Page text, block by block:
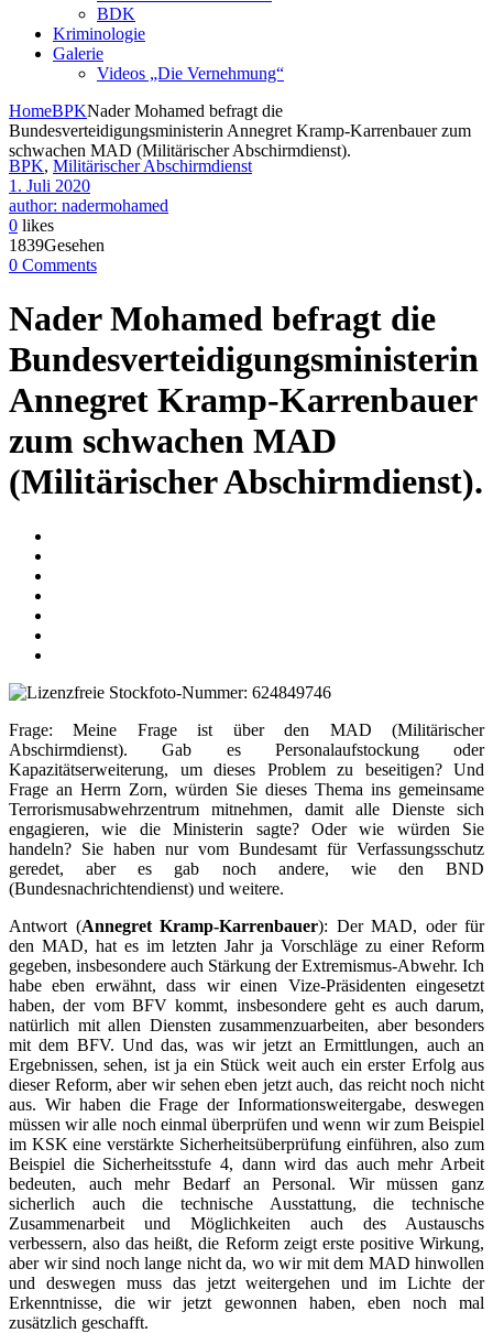
BDK
Kriminologie
Galerie
Videos „Die Vernehmung“
HomeBPKNader Mohamed befragt die
Bundesverteidigungsministerin Annegret Kramp-Karrenbauer zum
schwachen MAD (Militärischer Abschirmdienst).
BPK, Militärischer Abschirmdienst
1. Juli 2020
author: nadermohamed
0 likes
1839Gesehen
0 Comments
Nader Mohamed befragt die
Bundesverteidigungsministerin
Annegret Kramp-Karrenbauer
zum schwachen MAD
(Militärischer Abschirmdienst).
Frage: Meine Frage ist über den MAD (Militärischer
Abschirmdienst). Gab es Personalaufstockung oder
Kapazitätserweiterung, um dieses Problem zu beseitigen? Und
Frage an Herrn Zorn, würden Sie dieses Thema ins gemeinsame
Terrorismusabwehrzentrum mitnehmen, damit alle Dienste sich
engagieren, wie die Ministerin sagte? Oder wie würden Sie
handeln? Sie haben nur vom Bundesamt für Verfassungsschutz
geredet, aber es gab noch andere, wie den BND
(Bundesnachrichtendienst) und weitere.
Antwort (Annegret Kramp-Karrenbauer): Der MAD, oder für
den MAD, hat es im letzten Jahr ja Vorschläge zu einer Reform
gegeben, insbesondere auch Stärkung der Extremismus-Abwehr. Ich
habe eben erwähnt, dass wir einen Vize-Präsidenten eingesetzt
haben, der vom BFV kommt, insbesondere geht es auch darum,
natürlich mit allen Diensten zusammenzuarbeiten, aber besonders
mit dem BFV. Und das, was wir jetzt an Ermittlungen, auch an
Ergebnissen, sehen, ist ja ein Stück weit auch ein erster Erfolg aus
dieser Reform, aber wir sehen eben jetzt auch, das reicht noch nicht
aus. Wir haben die Frage der Informationsweitergabe, deswegen
müssen wir alle noch einmal überprüfen und wenn wir zum Beispiel
im KSK eine verstärkte Sicherheitsüberprüfung einführen, also zum
Beispiel die Sicherheitsstufe 4, dann wird das auch mehr Arbeit
bedeuten, auch mehr Bedarf an Personal. Wir müssen ganz
sicherlich auch die technische Ausstattung, die technische
Zusammenarbeit und Möglichkeiten auch des Austauschs
verbessern, also das heißt, die Reform zeigt erste positive Wirkung,
aber wir sind noch lange nicht da, wo wir mit dem MAD hinwollen
und deswegen muss das jetzt weitergehen und im Lichte der
Erkenntnisse, die wir jetzt gewonnen haben, eben noch mal
zusätzlich geschafft.